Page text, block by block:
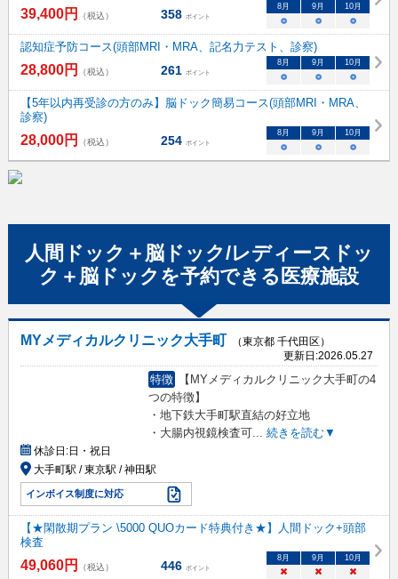
39,400円 （税込） 358 ポイント
8 月 9 月 10月
○ ○ ○
認知症予防コース(頭部MRI・MRA、記名力テスト、診察)
28,800円 （税込） 261 ポイント
8 月 9 月 10月
○ ○ ○
【5年以内再受診の方のみ】脳ドック簡易コース(頭部MRI・MRA、
診察)
28,000円 （税込） 254 ポイント
8 月 9 月 10月
○ ○ ○
人間ドック＋脳ドック/レディースドッ
ク＋脳ドック を予約できる 医療施設
MYメディカルクリニック大手町
（東京都 千代田区）
更新日:2026.05.27
特徴
【MYメディカルクリニック大手町の4
つの特徴】
・地下鉄大手町駅直結の好立地
・大腸内視鏡検査可... 続きを読む▼
休診日:日・祝日
大手町駅 / 東京駅 / 神田駅
インボイス制度に対応
【★閑散期プラン \5000 QUOカード特典付き★】人間ドック+頭部
検査
49,060円 （税込） 446 ポイント
8 月 9 月 10月
× × ×